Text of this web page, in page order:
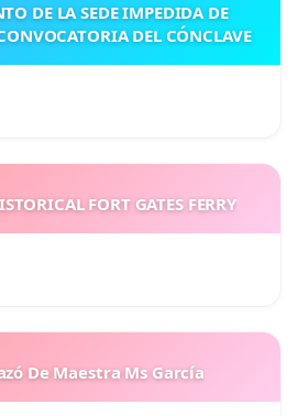
DE LA SEDE IMPEDIDA DE
DEL CÓNCLAVE
FORT GATES FERRY
De Maestra Ms García